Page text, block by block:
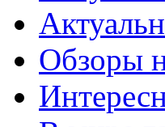
Обзоры